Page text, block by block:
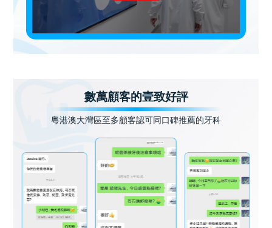
數萬顧客的壹致好評
粵港澳大灣區至多顧客認可同口碑推薦的牙科